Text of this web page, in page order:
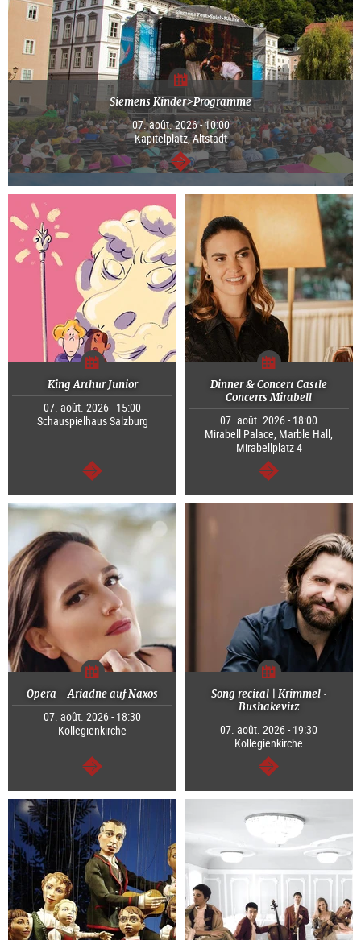
Siemens Kinder>Programme
07. août. 2026 - 10:00
Kapitelplatz, Altstadt
Continuer
King Arthur Junior
07. août. 2026 - 15:00
Schauspielhaus Salzburg
Continuer
Dinner & Concert Castle
Concerts Mirabell
07. août. 2026 - 18:00
Mirabell Palace, Marble Hall,
Mirabellplatz 4
Continuer
Opera - Ariadne auf Naxos
07. août. 2026 - 18:30
Kollegienkirche
Continuer
Song recital | Krimmel ·
Bushakevitz
07. août. 2026 - 19:30
Kollegienkirche
Continuer